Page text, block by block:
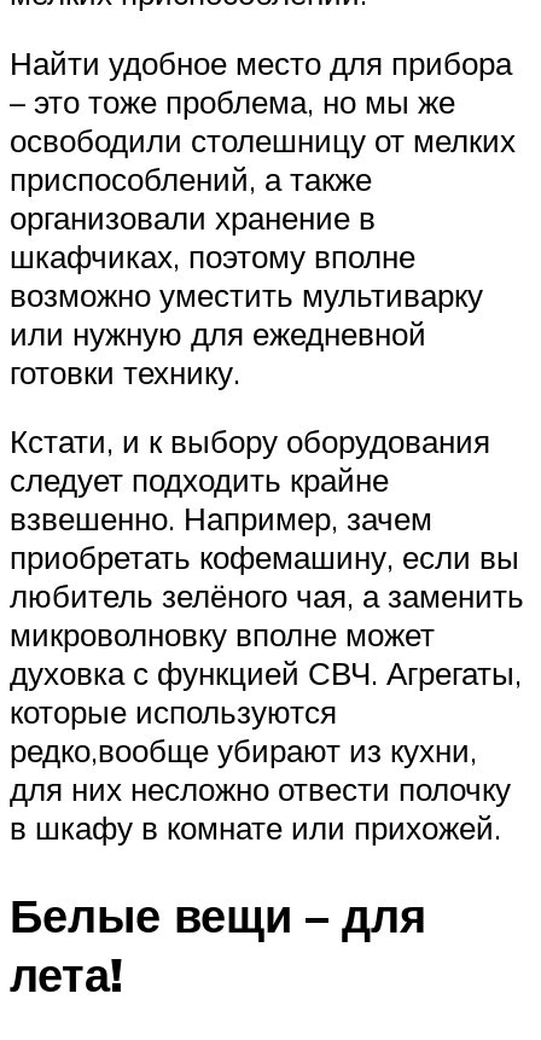
Найти удобное место для прибора
– это тоже проблема, но мы же
освободили столешницу от мелких
приспособлений, а также
организовали хранение в
шкафчиках, поэтому вполне
возможно уместить мультиварку
или нужную для ежедневной
готовки технику.
Кстати, и к выбору оборудования
следует подходить крайне
взвешенно. Например, зачем
приобретать кофемашину, если вы
любитель зелёного чая, а заменить
микроволновку вполне может
духовка с функцией СВЧ. Агрегаты,
которые используются
редко,вообще убирают из кухни,
для них несложно отвести полочку
в шкафу в комнате или прихожей.
Белые вещи – для
лета!